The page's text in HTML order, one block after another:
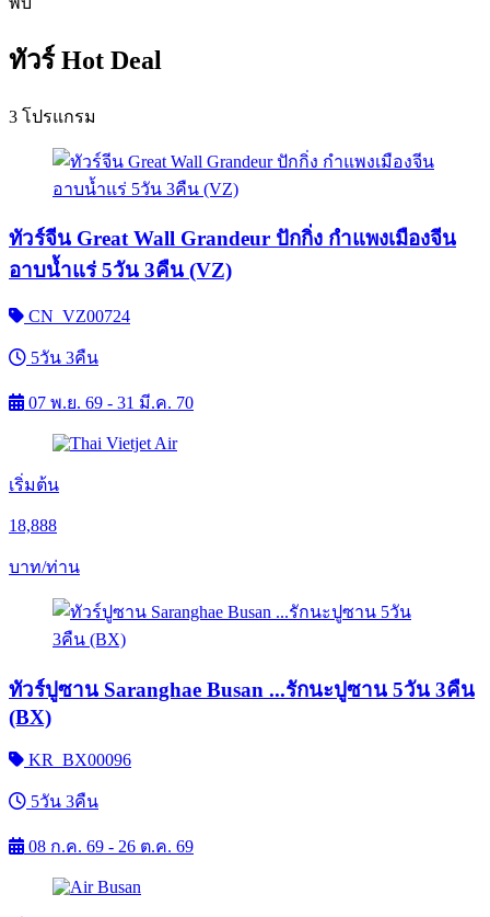
ทัวร์ Hot Deal
3 โปรแกรม
ทัวร์จีน Great Wall Grandeur ปักกิ่ง กำแพงเมืองจีน
อาบน้ำแร่ 5วัน 3คืน (VZ)
CN_VZ00724
5วัน 3คืน
07 พ.ย. 69 - 31 มี.ค. 70
เริ่มต้น
18,888
บาท/ท่าน
ทัวร์ปูซาน Saranghae Busan ...รักนะปูซาน 5วัน 3คืน
(BX)
KR_BX00096
5วัน 3คืน
08 ก.ค. 69 - 26 ต.ค. 69